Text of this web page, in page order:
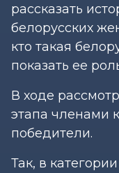
рассказать
белорусских
кто такая
показать ее
В ходе
этапа членами
победители.
Так, в